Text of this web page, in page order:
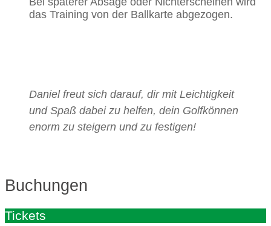
das Training von der Ballkarte abgezogen.
Daniel freut sich darauf, dir mit Leichtigkeit
und Spaß dabei zu helfen, dein Golfkönnen
enorm zu steigern und zu festigen!
Buchungen
Tickets